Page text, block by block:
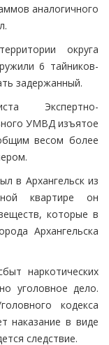
аналогичного
округа
6 тайников-
задержанный.
Экспертно-
УМВД изъятое
весом более
в Архангельск из
квартире он
которые в
Архангельска
наркотических
уголовное дело.
кодекса
наказание в виде
следствие.